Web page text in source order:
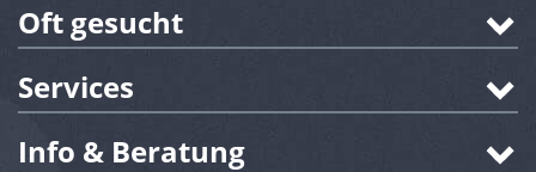
Oft gesucht
Services
Info & Beratung